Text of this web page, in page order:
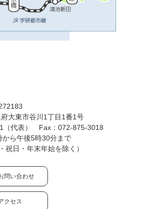
大東市谷川1丁目1番1号
代表）
Fax：072-875-3018
から午後5時30分まで
祝日・年末年始を除く）
問い合わせ
クセス